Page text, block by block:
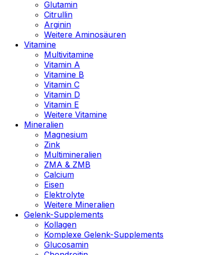
Glutamin
Citrullin
Arginin
Weitere Aminosäuren
Vitamine
Multivitamine
Vitamin A
Vitamine B
Vitamin C
Vitamin D
Vitamin E
Weitere Vitamine
Mineralien
Magnesium
Zink
Multimineralien
ZMA & ZMB
Calcium
Eisen
Elektrolyte
Weitere Mineralien
Gelenk-Supplements
Kollagen
Komplexe Gelenk-Supplements
Glucosamin